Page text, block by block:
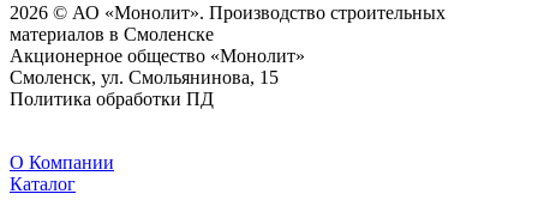
2026 © АО «Монолит». Производство строительных
материалов в Смоленске
Акционерное общество «Монолит»
Смоленск, ул. Смольянинова, 15
Политика обработки ПД
O Компании
Каталог